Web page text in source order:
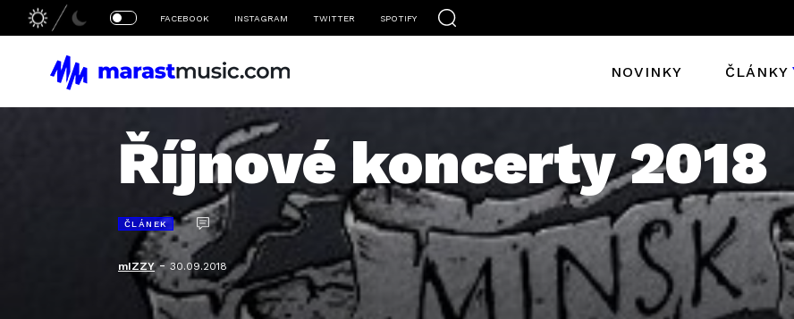
FACEBOOK INSTAGRAM TWITTER SPOTIFY
NOVINKY ČLÁNKY
Říjnové koncerty 2018
ČLÁNEK
mIZZY-30.09.2018